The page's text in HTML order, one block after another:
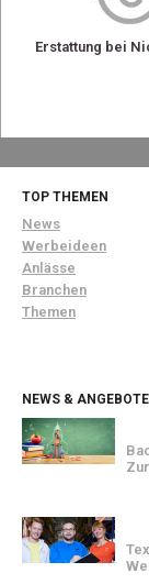
Erstattung bei
TOP THEMEN
News
Werbeideen
Anlässe
Branchen
Themen
NEWS & ANGEBOTE